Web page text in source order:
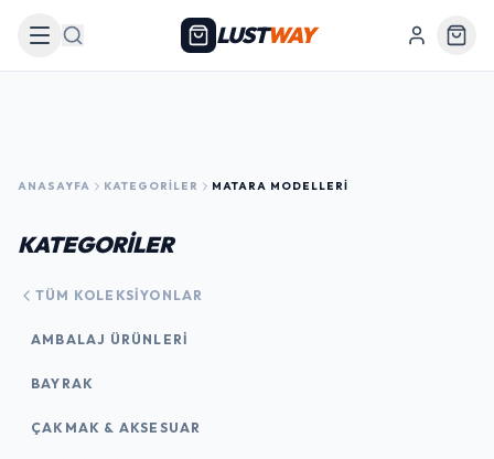
Arama LUSTWAY
ANASAYFA KATEGORILER MATARA MODELLERI
KATEGORİLER
TÜM KOLEKSIYONLAR
AMBALAJ ÜRÜNLERI
BAYRAK
ÇAKMAK & AKSESUAR